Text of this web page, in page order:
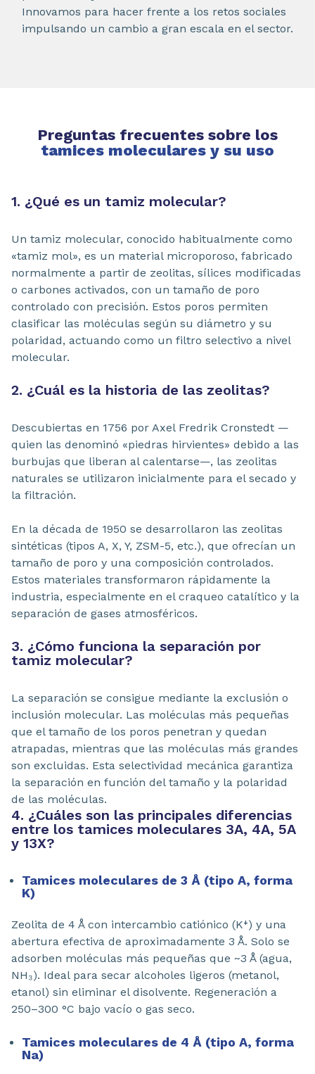
Innovamos para hacer frente a los retos sociales
impulsando un cambio a gran escala en el sector.
Preguntas frecuentes sobre los
tamices moleculares y su uso
1. ¿Qué es un tamiz molecular?
Un tamiz molecular, conocido habitualmente como
«tamiz mol», es un material microporoso, fabricado
normalmente a partir de zeolitas, sílices modificadas
o carbones activados, con un tamaño de poro
controlado con precisión. Estos poros permiten
clasificar las moléculas según su diámetro y su
polaridad, actuando como un filtro selectivo a nivel
molecular.
2. ¿Cuál es la historia de las zeolitas?
Descubiertas en 1756 por Axel Fredrik Cronstedt —
quien las denominó «piedras hirvientes» debido a las
burbujas que liberan al calentarse—, las zeolitas
naturales se utilizaron inicialmente para el secado y
la filtración.
En la década de 1950 se desarrollaron las zeolitas
sintéticas (tipos A, X, Y, ZSM-5, etc.), que ofrecían un
tamaño de poro y una composición controlados.
Estos materiales transformaron rápidamente la
industria, especialmente en el craqueo catalítico y la
separación de gases atmosféricos.
3. ¿Cómo funciona la separación por
tamiz molecular?
La separación se consigue mediante la exclusión o
inclusión molecular. Las moléculas más pequeñas
que el tamaño de los poros penetran y quedan
atrapadas, mientras que las moléculas más grandes
son excluidas. Esta selectividad mecánica garantiza
la separación en función del tamaño y la polaridad
de las moléculas.
4. ¿Cuáles son las principales diferencias
entre los tamices moleculares 3A, 4A, 5A
y 13X?
Tamices moleculares de 3 Å (tipo A, forma
K)
Zeolita de 4 Å con intercambio catiónico (K⁺) y una
abertura efectiva de aproximadamente 3 Å. Solo se
adsorben moléculas más pequeñas que ~3 Å (agua,
NH₃). Ideal para secar alcoholes ligeros (metanol,
etanol) sin eliminar el disolvente. Regeneración a
250–300 °C bajo vacío o gas seco.
Tamices moleculares de 4 Å (tipo A, forma
Na)